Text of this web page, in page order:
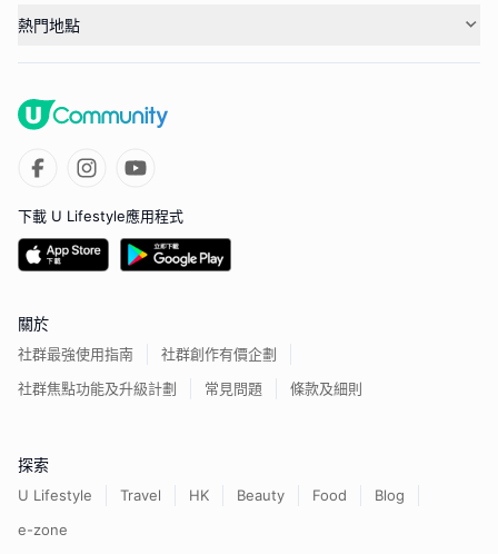
熱門地點
下載 U Lifestyle應用程式
關於
社群最強使用指南
社群創作有價企劃
社群焦點功能及升級計劃
常見問題 條款及細則
探索
U Lifestyle Travel HK Beauty Food
Blog
e-zone